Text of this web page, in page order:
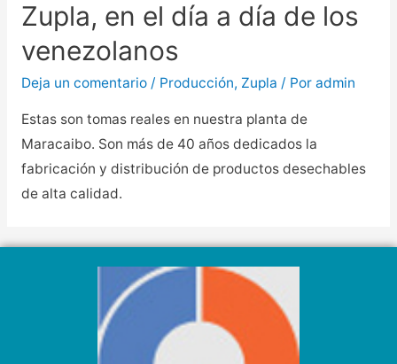
Zupla, en el día a día de los
venezolanos
Deja un comentario / Producción, Zupla / Por admin
Estas son tomas reales en nuestra planta de
Maracaibo. Son más de 40 años dedicados la
fabricación y distribución de productos desechables
de alta calidad.